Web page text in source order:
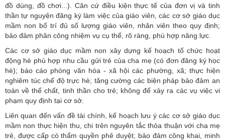
đồ dùng, đồ chơi...). Căn cứ điều kiện thực tế của đơn vị và tinh
thần tự nguyện đăng ký làm việc củagiáo viên , các cơ sở giáo dục
mầm non bố trí đủ số lượng giáo viên, nhân viên theo quy định;
bảo đảm phân công nhiệm vụ cụ thể, rõ ràng, phù hợp năng lực.
Các cơ sở giáo dục mầm non xây dựng kế hoạch tổ chức hoạt
động hè phù hợp nhu cầu gửi trẻ của cha mẹ (có đơn đăng ký học
hè); báo cáo phòng văn hóa - xã hội các phường, xã; thực hiện
nghiêm túc chế độ trực hè; tăng cường các biện pháp bảo đảm an
toàn về thể chất, tinh thần cho trẻ; không để xảy ra các vụ việc vi
phạm quy định tại cơ sở.
Liên quan đến vấn đề tài chính, kế hoạch lưu ý các cơ sở giáo dục
mầm non thực hiện thu, chi trên nguyên tắc thỏa thuận với cha mẹ
trẻ, được cấp có thẩm quyền phê duyệt; bảo đảm công khai, minh